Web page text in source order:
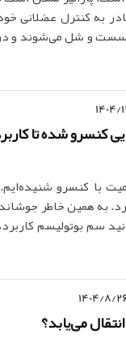
به کنترل عضلانی
و شل می‌شوند و
1404/
کنسرو شده تا
با کنسرو
به همین خاطر
بوتولیسم
1404/8/26
می‌یابد؟